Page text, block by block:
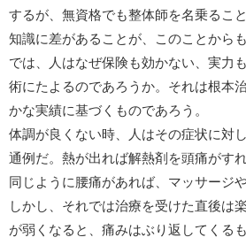
するが、無資格でも整体師を名乗るこ
知識に差があることが、このことから
では、人はなぜ保険も効かない、実力
術にたよるのであろうか。それは根本
かな実績に基づくものであろう。
体調が良くない時、人はその症状に対
通例だ。熱が出れば解熱剤を頭痛がす
同じように腰痛があれば、マッサージ
しかし、それでは治療を受けた直後は
が弱くなると、痛みはぶり返してくる